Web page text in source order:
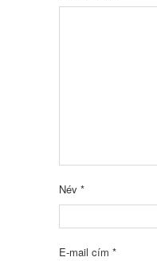
Név *
E-mail cím *